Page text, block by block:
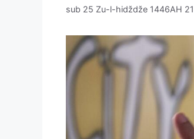
sub 25 Zu-l-hidždže 1446AH